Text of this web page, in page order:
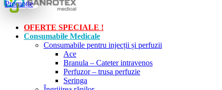
OFERTE SPECIALE !
Consumabile Medicale
Consumabile pentru injecții și perfuzii
Ace
Branula – Cateter intravenos
Perfuzor – trusa perfuzie
Seringa